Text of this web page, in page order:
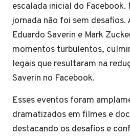
escalada inicial do Facebook.
jornada não foi sem desafios.
Eduardo Saverin e Mark
momentos turbulentos,
legais que resultaram na
Saverin no Facebook.
Esses eventos foram
dramatizados em filmes e
destacando os desafios e